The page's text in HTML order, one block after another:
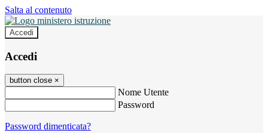
Salta al contenuto
Accedi
Accedi
button close ×
Nome Utente
Password
Password dimenticata?